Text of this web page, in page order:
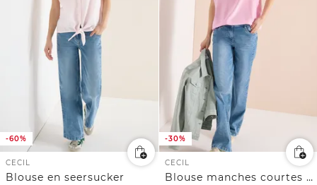
-60%
CECIL
Blouse en seersucker
-30%
CECIL
Blouse manches courtes à col fendu